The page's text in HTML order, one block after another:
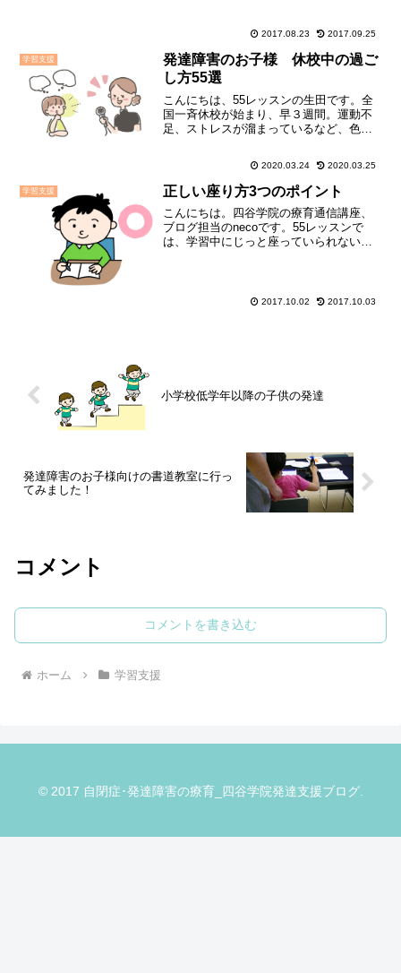
うか。「ノートと鉛筆」という古き良き
学習スタイルは、実際...
2017.08.23 2017.09.25
学習支援
発達障害のお子様 休校中の過ご
し方55選
こんにちは、55レッスンの生田です。全
国一斉休校が始まり、早３週間。運動不
足、ストレスが溜まっているなど、色々
座）にちなんで、お休み中の過ごし方の
アイディアを55個紹...
2020.03.24 2020.03.25
学習支援 正しい座り方3つのポイント
こんにちは。四谷学院の療育通信講座、
ブログ担当のnecoです。55レッスンで
は、学習中にじっと座っていられないと
てはなかなか負担の高...
2017.10.02 2017.10.03
小学校低学年以降の子供の発達
発達障害のお子様向けの書道教室に行っ
てみました！
コメント
コメントを書き込む
ホーム 学習支援
© 2017 自閉症･発達障害の療育_四谷学院発達支援ブログ.